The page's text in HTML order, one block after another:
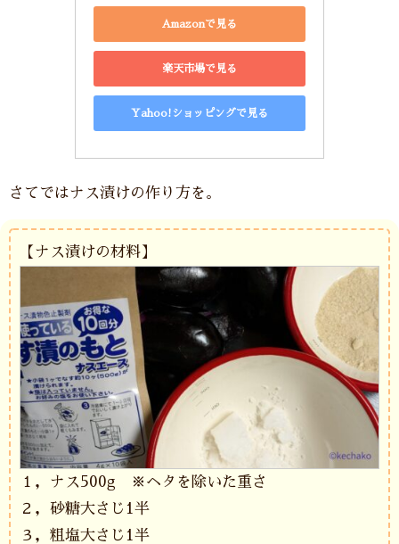
Amazonで見る
楽天市場で見る
Yahoo!ショッピングで見る
さてではナス漬けの作り方を。
【ナス漬けの材料】
１，ナス500g ※ヘタを除いた重さ
２，砂糖大さじ1半
３，粗塩大さじ1半